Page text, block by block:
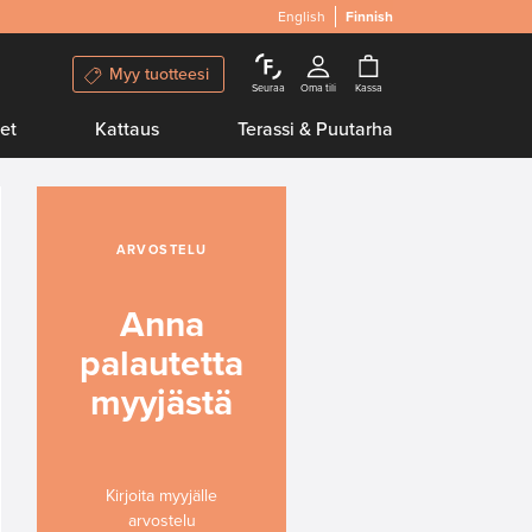
English Finnish
Myy tuotteesi
Seuraa Oma tili Kassa
Kattaus Terassi & Puutarha
ARVOSTELU
Anna
palautetta
myyjästä
Kirjoita myyjälle
arvostelu